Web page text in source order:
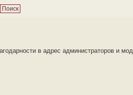
в адрес администраторов и